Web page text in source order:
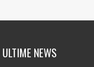
ULTIME NEWS